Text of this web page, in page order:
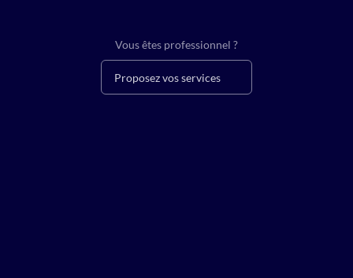
Vous êtes professionnel ?
Proposez vos services